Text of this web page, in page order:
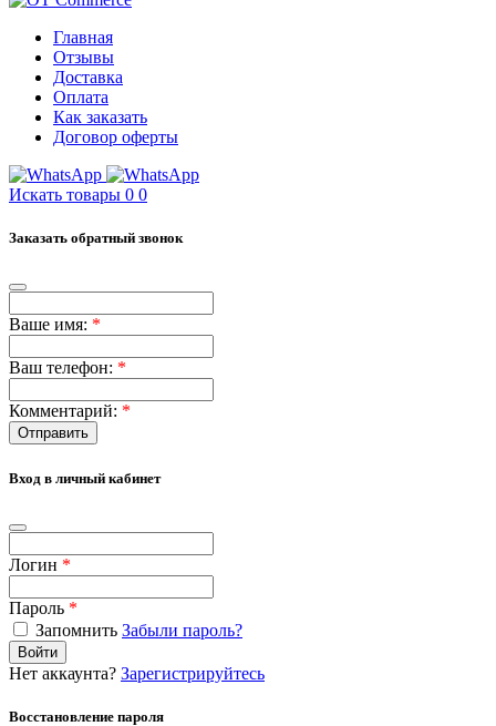
Главная
Отзывы
Доставка
Оплата
Как заказать
Договор оферты
Искать товары 0 0
Заказать обратный звонок
Ваше имя: *
Ваш телефон: *
Комментарий: *
Отправить
Вход в личный кабинет
Логин *
Пароль *
Запомнить Забыли пароль?
Войти
Нет аккаунта? Зарегистрируйтесь
Восстановление пароля